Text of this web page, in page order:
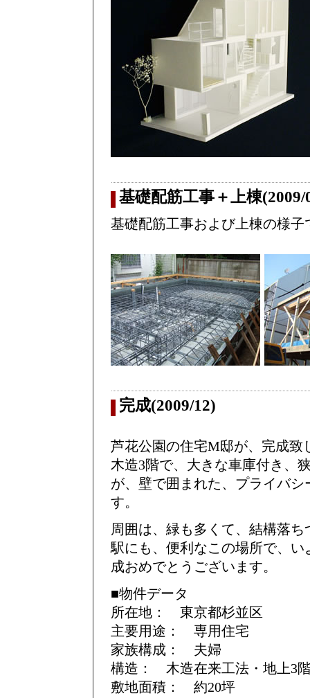
基礎配筋工事＋上棟(2009/
基礎配筋工事および上棟の様子
完成(2009/12)
芦花公園の住宅M邸が、完成致
木造3階で、大きな車庫付き、
が、壁で囲まれた、プライバ
す。
周囲は、緑も多くて、結構落ち
駅にも、便利なこの場所で、
成おめでとうございます。
■物件データ
所在地： 東京都杉並区
主要用途： 専用住宅
家族構成： 夫婦
構造： 木造在来工法・地上3
敷地面積： 約20坪